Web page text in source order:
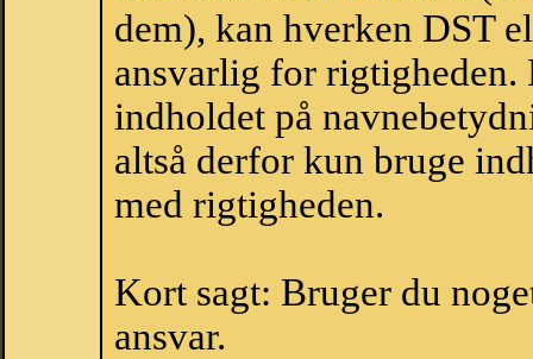
dem), kan hverken DST
ansvarlig for
indholdet på
altså derfor kun bruge
med rigtigheden.
Kort sagt: Bruger du
ansvar.